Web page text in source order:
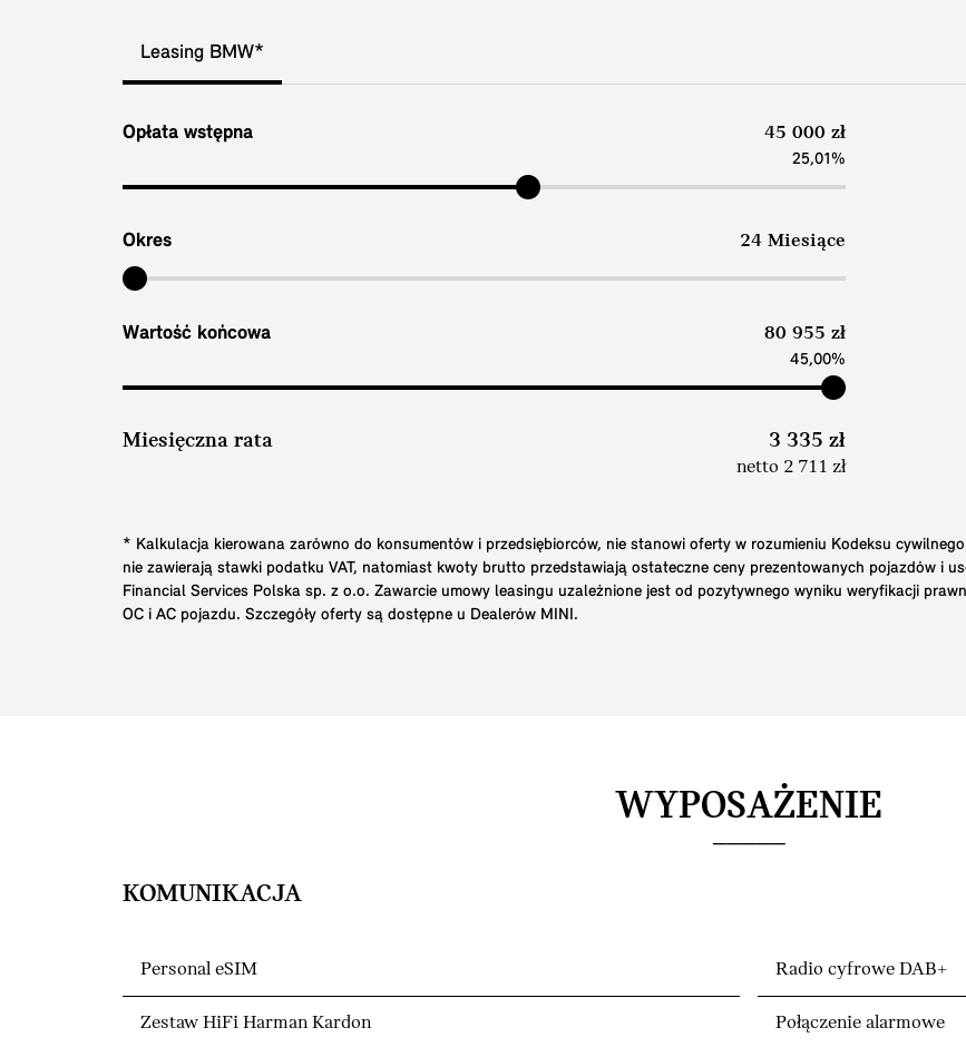
Leasing BMW*
Opłata wstępna 45 000 zł
25,01%
Okres 24 Miesiące
Wartość końcowa 80 955 zł
45,00%
Miesięczna rata 3 335 zł
netto 2 711 zł
* Kalkulacja kierowana zarówno do konsumentów i przedsiębiorców, nie stanowi oferty w rozumieniu Kodeksu
nie zawierają stawki podatku VAT, natomiast kwoty brutto przedstawiają ostateczne ceny prezentowanych pojazdów i
Financial Services Polska sp. z o.o. Zawarcie umowy leasingu uzależnione jest od pozytywnego wyniku weryfikacji
OC i AC pojazdu. Szczegóły oferty są dostępne u Dealerów MINI.
WYPOSAŻENIE
KOMUNIKACJA
Personal eSIM
Zestaw HiFi Harman Kardon
Radio cyfrowe DAB+
Połączenie alarmowe